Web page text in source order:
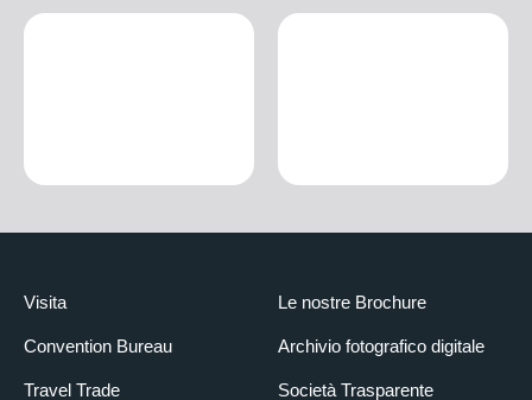
Visita
Convention Bureau
Travel Trade
Le nostre Brochure
Archivio fotografico digitale
Società Trasparente